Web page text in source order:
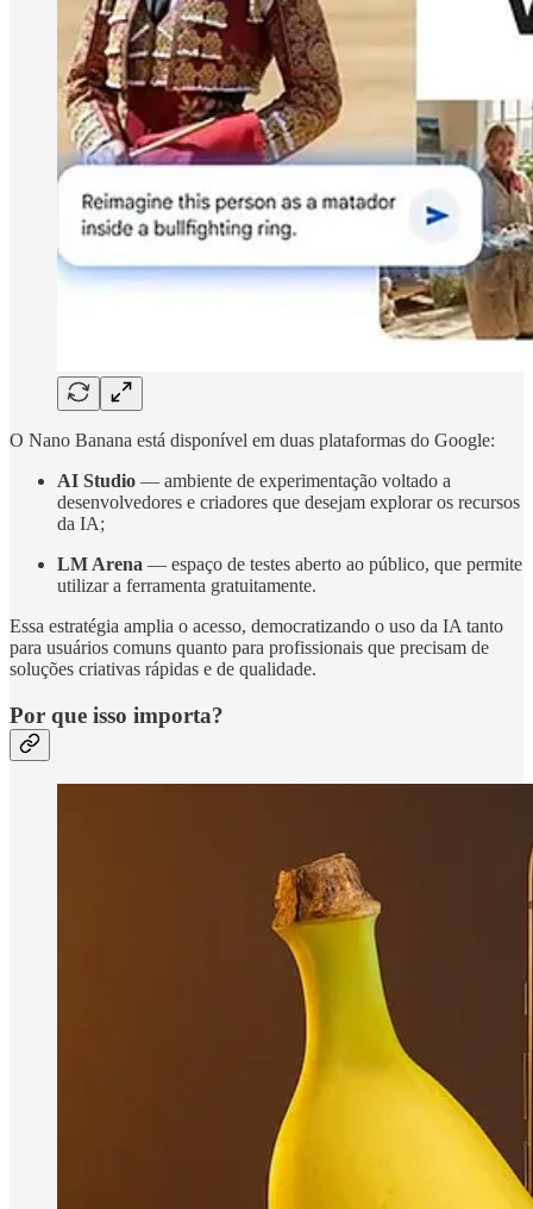
O Nano Banana está disponível em duas plataformas do Google:
AI Studio — ambiente de experimentação voltado a
desenvolvedores e criadores que desejam explorar os recursos
da IA;
LM Arena — espaço de testes aberto ao público, que permite
utilizar a ferramenta gratuitamente.
Essa estratégia amplia o acesso, democratizando o uso da IA tanto
para usuários comuns quanto para profissionais que precisam de
soluções criativas rápidas e de qualidade.
Por que isso importa?